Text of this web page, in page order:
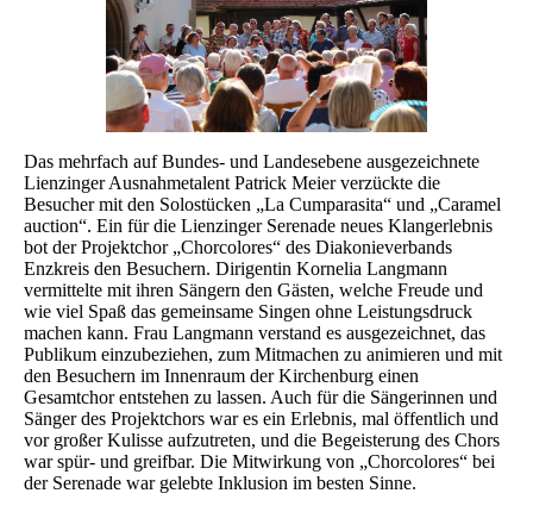
Das mehrfach auf Bundes- und Landesebene ausgezeichnete
Lienzinger Ausnahmetalent Patrick Meier verzückte die
Besucher mit den Solostücken „La Cumparasita“ und „Caramel
auction“. Ein für die Lienzinger Serenade neues Klangerlebnis
bot der Projektchor „Chorcolores“ des Diakonieverbands
Enzkreis den Besuchern. Dirigentin Kornelia Langmann
vermittelte mit ihren Sängern den Gästen, welche Freude und
wie viel Spaß das gemeinsame Singen ohne Leistungsdruck
machen kann. Frau Langmann verstand es ausgezeichnet, das
Publikum einzubeziehen, zum Mitmachen zu animieren und mit
den Besuchern im Innenraum der Kirchenburg einen
Gesamtchor entstehen zu lassen. Auch für die Sängerinnen und
Sänger des Projektchors war es ein Erlebnis, mal öffentlich und
vor großer Kulisse aufzutreten, und die Begeisterung des Chors
war spür- und greifbar. Die Mitwirkung von „Chorcolores“ bei
der Serenade war gelebte Inklusion im besten Sinne.